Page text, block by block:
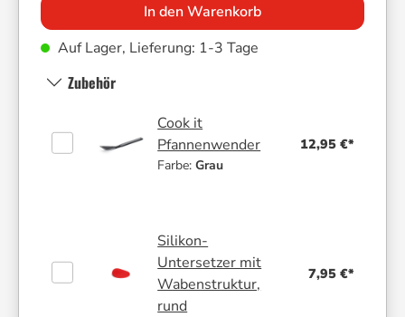
In den Warenkorb
Auf Lager, Lieferung: 1-3 Tage
Zubehör
Cook it
Pfannenwender
Farbe:Grau
12,95 €*
Silikon-
Untersetzer mit
Wabenstruktur,
rund
7,95 €*